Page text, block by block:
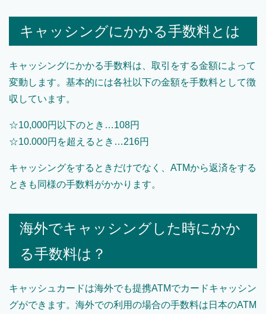
キャッシングにかかる手数料とは
キャッシングにかかる手数料は、取引をする金額によって
変動します。基本的には各社以下の金額を手数料として徴
収しています。
☆10,000円以下のとき…108円
☆10.000円を超えるとき…216円
キャッシングをするときだけでなく、ATMから返済をする
ときも同様の手数料がかかります。
海外でキャッシングした時にかか
る手数料は？
キャッシュカードは海外でも提携ATMでカードキャッシン
グができます。海外での利用の場合の手数料は日本のATM